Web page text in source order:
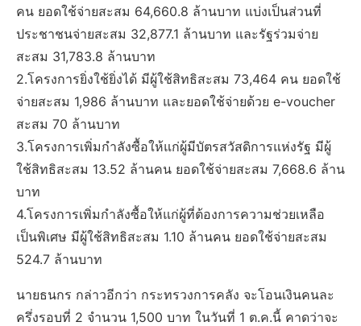
คน ยอดใช้จ่ายสะสม 64,660.8 ล้านบาท แบ่งเป็นส่วนที่
ประชาชนจ่ายสะสม 32,877.1 ล้านบาท และรัฐร่วมจ่าย
สะสม 31,783.8 ล้านบาท
2.โครงการยิ่งใช้ยิ่งได้ มีผู้ใช้สิทธิสะสม 73,464 คน ยอดใช้
จ่ายสะสม 1,986 ล้านบาท และยอดใช้จ่ายด้วย e-voucher
สะสม 70 ล้านบาท
3.โครงการเพิ่มกำลังซื้อให้แก่ผู้มีบัตรสวัสดิการแห่งรัฐ มีผู้
ใช้สิทธิสะสม 13.52 ล้านคน ยอดใช้จ่ายสะสม 7,668.6 ล้าน
บาท
4.โครงการเพิ่มกำลังซื้อให้แก่ผู้ที่ต้องการความช่วยเหลือ
เป็นพิเศษ มีผู้ใช้สิทธิสะสม 1.10 ล้านคน ยอดใช้จ่ายสะสม
524.7 ล้านบาท
นายธนกร กล่าวอีกว่า กระทรวงการคลัง จะโอนเงินคนละ
ครึ่งรอบที่ 2 จำนวน 1,500 บาท ในวันที่ 1 ต.ค.นี้ คาดว่าจะ